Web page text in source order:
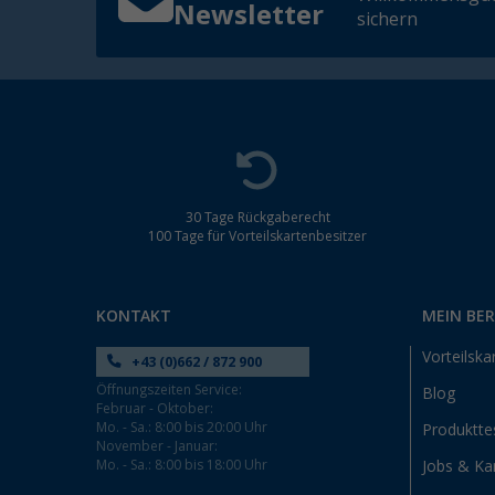
Gießen (1)
Grafenau (1)
Gütersloh (2)
Heide (1)
Heidelberg (2)
Heiligenhafen (2)
Heiligenzimmern (1)
Newsletter
sichern
30 Tage Rückgaberecht
100 Tage für Vorteilskartenbesitzer
KONTAKT
+43 (0)662 / 872 900
Öffnungszeiten Service:
Februar - Oktober:
Mo. - Sa.: 8:00 bis 20:00 Uhr
November - Januar:
Mo. - Sa.: 8:00 bis 18:00 Uhr
MEIN
Blog
Jobs &